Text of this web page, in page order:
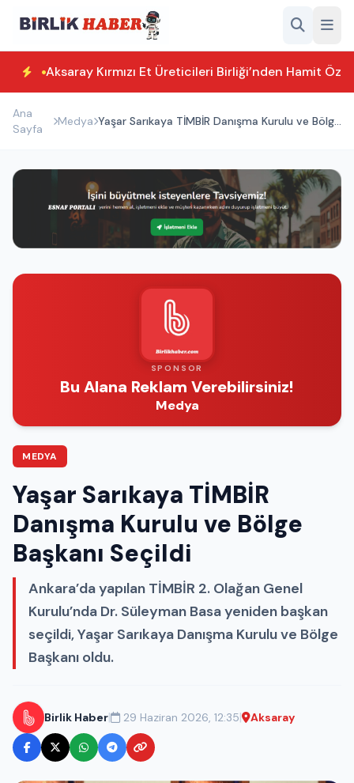
Aksaray Kırmızı Et Üreticileri Birliği’nden Hamit
Ana
Sayfa
Medya Yaşar Sarıkaya TİMBİR Danışma Kurulu ve Bölge
SPONSOR
Bu Alana Reklam Verebilirsiniz!
Medya
MEDYA
Yaşar Sarıkaya TİMBİR
Danışma Kurulu ve Bölge
Başkanı Seçildi
Ankara’da yapılan TİMBİR 2. Olağan Genel
Kurulu’nda Dr. Süleyman Basa yeniden başkan
seçildi, Yaşar Sarıkaya Danışma Kurulu ve Bölge
Başkanı oldu.
Birlik Haber| 29 Haziran 2026, 12:35| Aksaray